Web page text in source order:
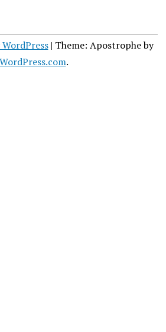
| Theme: Apostrophe by
WordPress.com.